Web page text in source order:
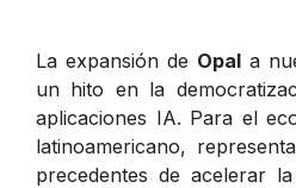
La expansión de Opal a
un hito en la
aplicaciones IA. Para el
latinoamericano,
precedentes de acelerar